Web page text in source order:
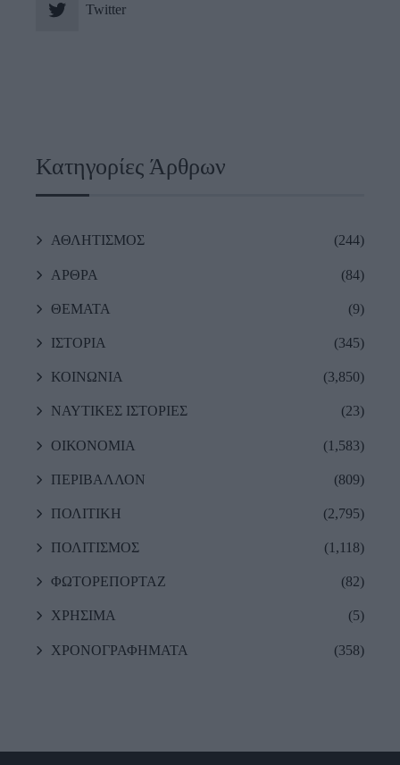
Twitter
Κατηγορίες Άρθρων
ΑΘΛΗΤΙΣΜΟΣ (244)
ΑΡΘΡΑ (84)
ΘΕΜΑΤΑ (9)
ΙΣΤΟΡΙΑ (345)
ΚΟΙΝΩΝΙΑ (3,850)
ΝΑΥΤΙΚΕΣ ΙΣΤΟΡΙΕΣ (23)
ΟΙΚΟΝΟΜΙΑ (1,583)
ΠΕΡΙΒΑΛΛΟΝ (809)
ΠΟΛΙΤΙΚΗ (2,795)
ΠΟΛΙΤΙΣΜΟΣ (1,118)
ΦΩΤΟΡΕΠΟΡΤΑΖ (82)
ΧΡΗΣΙΜΑ (5)
ΧΡΟΝΟΓΡΑΦΗΜΑΤΑ (358)